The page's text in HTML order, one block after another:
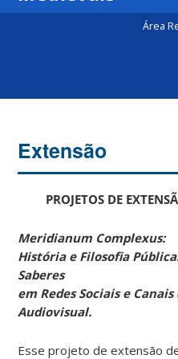
Área
Extensão
PROJETOS DE
Meridianum Complexus:
História e Filosofia
Saberes
em Redes Sociais e
Audiovisual.
Esse projeto de extensão